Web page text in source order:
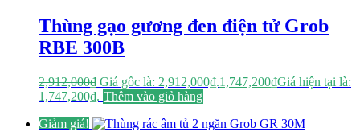
Thùng gạo gương đen điện tử Grob
RBE 300B
2,912,000₫ Giá gốc là: 2,912,000₫.1,747,200₫Giá hiện tại là:
1,747,200₫. Thêm vào giỏ hàng
Giảm giá!